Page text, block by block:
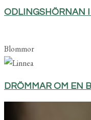
ODLINGSHÖRNAN
Blommor
DRÖMMAR OM EN